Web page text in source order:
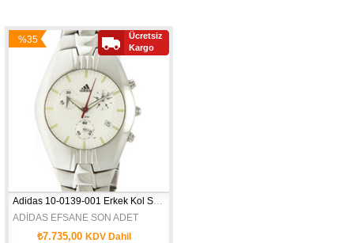
Adidas 10-0139-001 Erkek Kol Saati
ADİDAS EFSANE SON ADET
₺7.735,00 KDV Dahil
%35
Ücretsiz
Kargo